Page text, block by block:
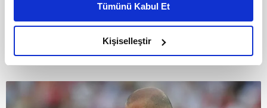
daha iyi reklam deneyimi yaşatabiliriz. Bunu yaparken
amacımızın size daha iyi bir reklam deneyimi sunmak
olduğunu ve sizlere en iyi içerikleri sunabilmek adına
elimizden gelen çabayı gösterdiğimizi ve bu noktada,
reklamların maliyetlerimizi karşılamak noktasında tek gelir
kalemimiz olduğunu sizlere hatırlatmak isteriz.
Tümünü Kabul Et
Kişiselleştir
10. THOMAS MULLER